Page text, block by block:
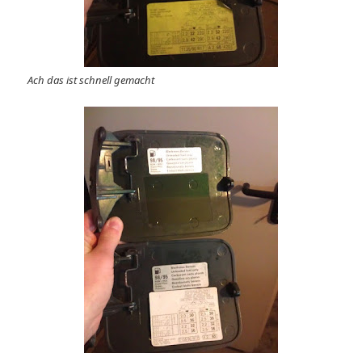
Ach das ist schnell gemacht